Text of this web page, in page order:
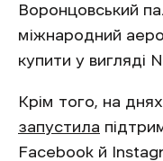
Воронцовський
міжнародний
купити у вигляді
Крім того, на
запустила
Facebook й